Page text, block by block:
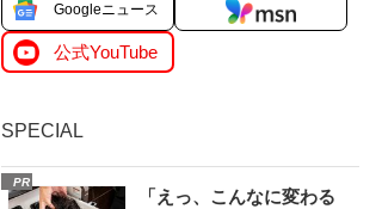
Googleニュース
公式YouTube
SPECIAL
PR
「えっ、こんなに変わる